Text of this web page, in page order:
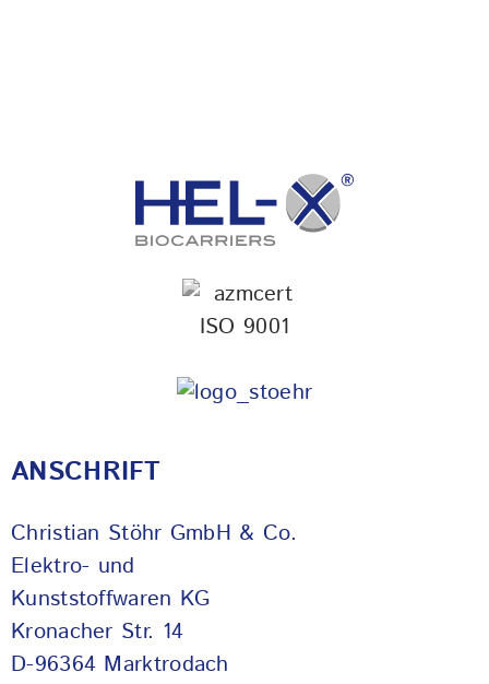
ANSCHRIFT
Christian Stöhr GmbH & Co.
Elektro- und
Kunststoffwaren KG
Kronacher Str. 14
D-96364 Marktrodach